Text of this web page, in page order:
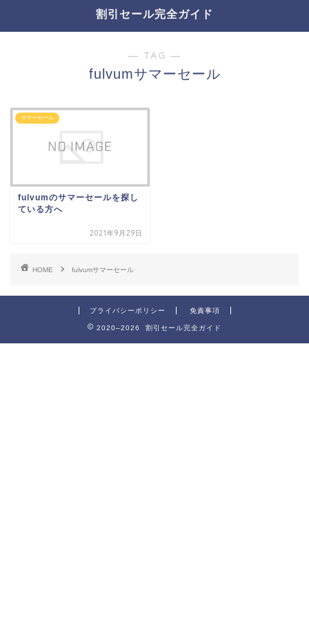
割引セール完全ガイド
― TAG ―
fulvumサマーセール
サマーセール
fulvumのサマーセールを探し
ている方へ
2021年9月29日
HOME fulvumサマーセール
プライバシーポリシー 免責事項
2020–2026 割引セール完全ガイド